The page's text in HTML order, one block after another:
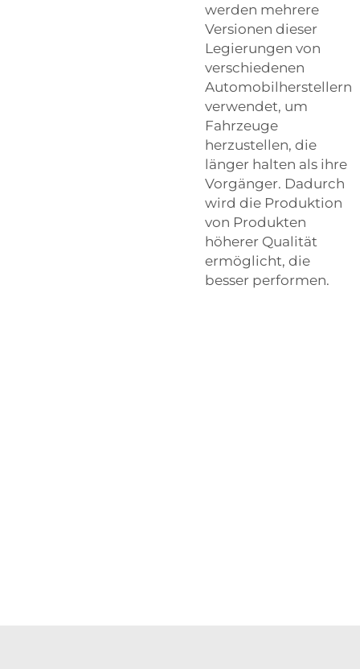
werden mehrere
Versionen dieser
Legierungen von
verschiedenen
Automobilherstellern
verwendet, um
Fahrzeuge
herzustellen, die
länger halten als ihre
Vorgänger. Dadurch
wird die Produktion
von Produkten
höherer Qualität
ermöglicht, die
besser performen.